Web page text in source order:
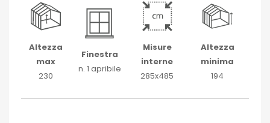
Altezza
max
230
Finestra
n. 1 apribile
Misure
interne
285x485
Altezza
minima
194